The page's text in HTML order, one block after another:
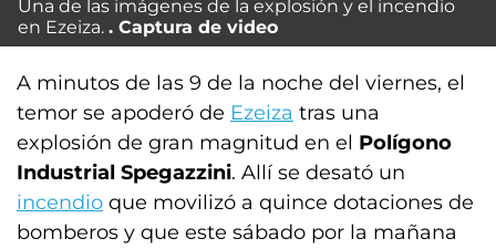
Una de las imágenes de la explosión y el incendio
en Ezeiza.
Captura de video
A minutos de las 9 de la noche del viernes, el
temor se apoderó de Ezeiza tras una
explosión de gran magnitud en el Polígono
Industrial Spegazzini. Allí se desató un
incendio que movilizó a quince dotaciones de
bomberos y que este sábado por la mañana